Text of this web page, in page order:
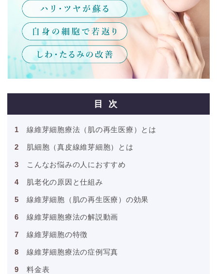
目次
線維芽細胞療法（肌の再生医療）とは
肌細胞（真皮線維芽細胞）とは
こんなお悩みの人におすすめ
肌老化の原因と仕組み
線維芽細胞（肌の再生医療）の効果
線維芽細胞療法の解説動画
線維芽細胞の特徴
線維芽細胞療法の症例写真
料金表